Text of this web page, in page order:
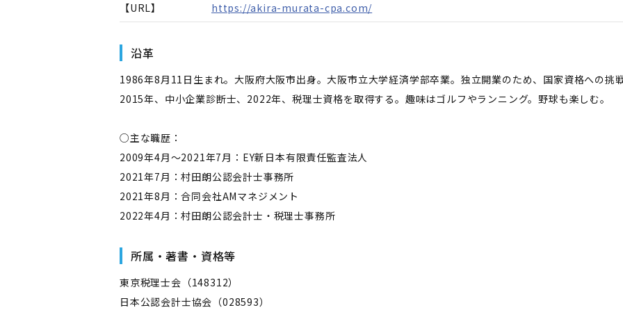
【URL】 https://akira-murata-cpa.com/
沿革
1986年8月11日生まれ。大阪府大阪市出身。大阪市立大学経済学部卒業。独立開業のため、国家資格への挑
2015年、中小企業診断士、2022年、税理士資格を取得する。趣味はゴルフやランニング。野球も楽しむ。
○主な職歴：
2009年4月～2021年7月：EY新日本有限責任監査法人
2021年7月：村田朗公認会計士事務所
2021年8月：合同会社AMマネジメント
2022年4月：村田朗公認会計士・税理士事務所
所属・著書・資格等
東京税理士会（148312）
日本公認会計士協会（028593）